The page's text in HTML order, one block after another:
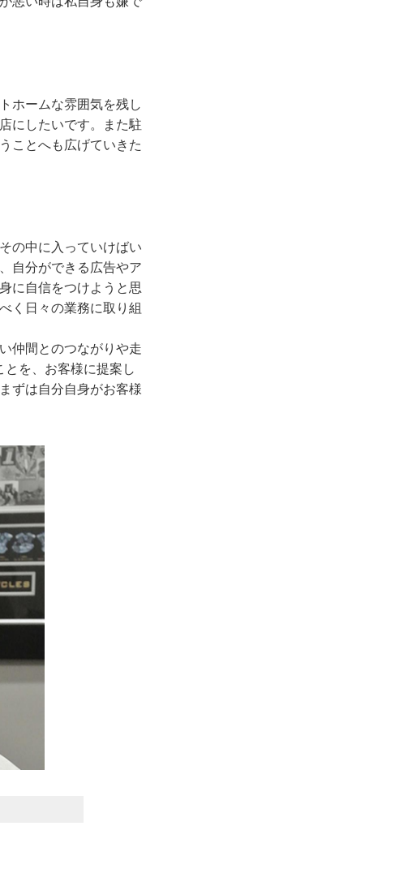
ホームな雰囲気を残し
にしたいです。また駐
ことへも広げていきた
の中に入っていけばい
自分ができる広告やア
に自信をつけようと思
く日々の業務に取り組
仲間とのつながりや走
を、お客様に提案し
ずは自分自身がお客様